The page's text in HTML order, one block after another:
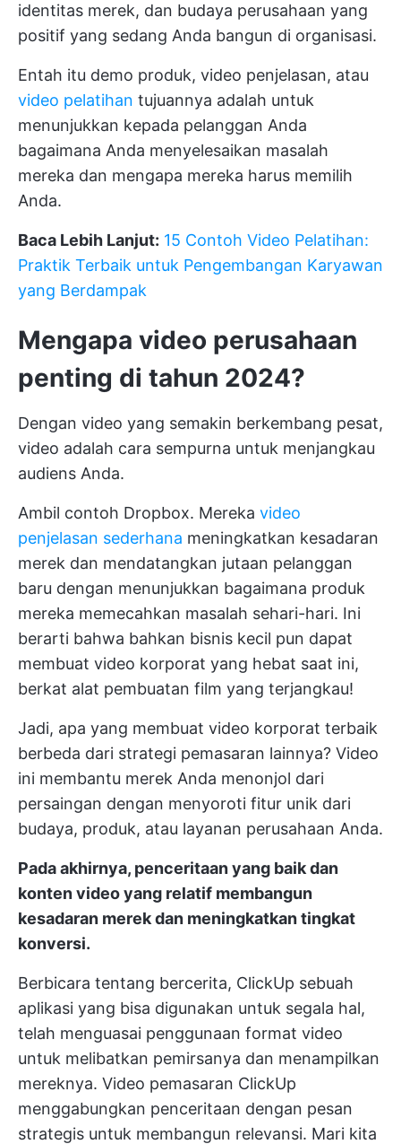
identitas merek, dan budaya perusahaan yang
positif yang sedang Anda bangun di organisasi.
Entah itu demo produk, video penjelasan, atau
video pelatihan tujuannya adalah untuk
menunjukkan kepada pelanggan Anda
bagaimana Anda menyelesaikan masalah
mereka dan mengapa mereka harus memilih
Anda.
Baca Lebih Lanjut: 15 Contoh Video Pelatihan:
Praktik Terbaik untuk Pengembangan Karyawan
yang Berdampak
Mengapa video perusahaan
penting di tahun 2024?
Dengan video yang semakin berkembang pesat,
video adalah cara sempurna untuk menjangkau
audiens Anda.
Ambil contoh Dropbox. Mereka video
penjelasan sederhana meningkatkan kesadaran
merek dan mendatangkan jutaan pelanggan
baru dengan menunjukkan bagaimana produk
mereka memecahkan masalah sehari-hari. Ini
berarti bahwa bahkan bisnis kecil pun dapat
membuat video korporat yang hebat saat ini,
berkat alat pembuatan film yang terjangkau!
Jadi, apa yang membuat video korporat terbaik
berbeda dari strategi pemasaran lainnya? Video
ini membantu merek Anda menonjol dari
persaingan dengan menyoroti fitur unik dari
budaya, produk, atau layanan perusahaan Anda.
Pada akhirnya, penceritaan yang baik dan
konten video yang relatif membangun
kesadaran merek dan meningkatkan tingkat
konversi.
Berbicara tentang bercerita, ClickUp sebuah
aplikasi yang bisa digunakan untuk segala hal,
telah menguasai penggunaan format video
untuk melibatkan pemirsanya dan menampilkan
mereknya. Video pemasaran ClickUp
menggabungkan penceritaan dengan pesan
strategis untuk membangun relevansi. Mari kita